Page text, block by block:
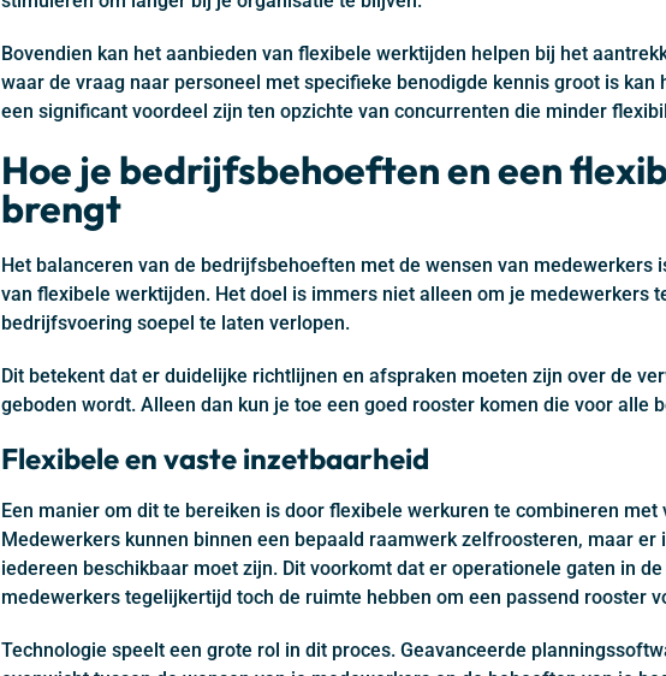
Bovendien kan het aanbieden van flexibele werktijden helpen bij het
waar de vraag naar personeel met specifieke benodigde kennis groot is
een significant voordeel zijn ten opzichte van concurrenten die minder
Hoe je bedrijfsbehoeften en een
brengt
Het balanceren van de bedrijfsbehoeften met de wensen van medewerkers
van flexibele werktijden. Het doel is immers niet alleen om je medewerkers
bedrijfsvoering soepel te laten verlopen.
Dit betekent dat er duidelijke richtlijnen en afspraken moeten zijn over de
geboden wordt. Alleen dan kun je toe een goed rooster komen die voor alle
Flexibele en vaste inzetbaarheid
Een manier om dit te bereiken is door flexibele werkuren te combineren
Medewerkers kunnen binnen een bepaald raamwerk zelfroosteren, maar
iedereen beschikbaar moet zijn. Dit voorkomt dat er operationele gaten in
medewerkers tegelijkertijd toch de ruimte hebben om een passend rooster
Technologie speelt een grote rol in dit proces. Geavanceerde